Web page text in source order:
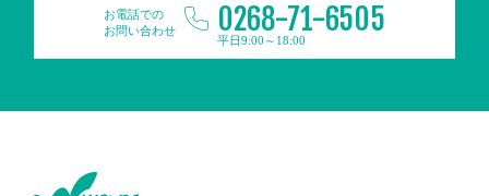
お電話での
お問い合わせ
0268-71-6505
平日9:00～18:00